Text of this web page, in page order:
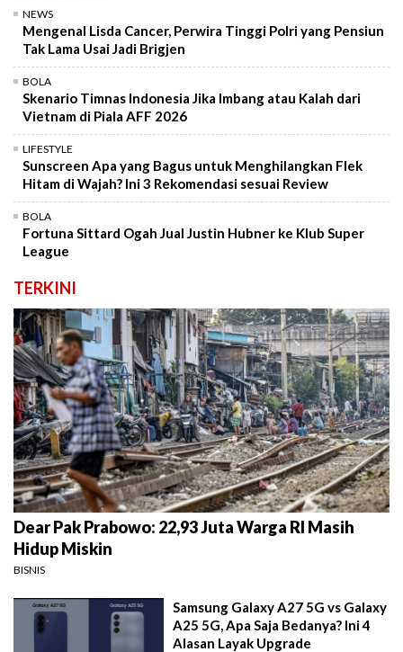
NEWS
Mengenal Lisda Cancer, Perwira Tinggi Polri yang Pensiun
Tak Lama Usai Jadi Brigjen
BOLA
Skenario Timnas Indonesia Jika Imbang atau Kalah dari
Vietnam di Piala AFF 2026
LIFESTYLE
Sunscreen Apa yang Bagus untuk Menghilangkan Flek
Hitam di Wajah? Ini 3 Rekomendasi sesuai Review
BOLA
Fortuna Sittard Ogah Jual Justin Hubner ke Klub Super
League
TERKINI
Dear Pak Prabowo: 22,93 Juta Warga RI Masih
Hidup Miskin
BISNIS
Samsung Galaxy A27 5G vs Galaxy
A25 5G, Apa Saja Bedanya? Ini 4
Alasan Layak Upgrade